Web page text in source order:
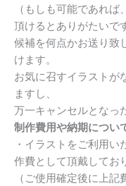
（もしも可能であれば、
頂けるとありがたいで
候補を何点かお送り致
けます。
お気に召すイラストが
ますし、
万一キャンセルとなっ
制作費用や納期につい
・イラストをご利用
作費として頂戴してお
（ご使用確定後に上記